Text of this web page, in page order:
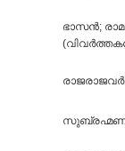
ഭാസന്‍;